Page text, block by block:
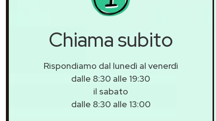
Chiama subito
Rispondiamo dal lunedì al venerdì
dalle 8:30 alle 19:30
il sabato
dalle 8:30 alle 13:00